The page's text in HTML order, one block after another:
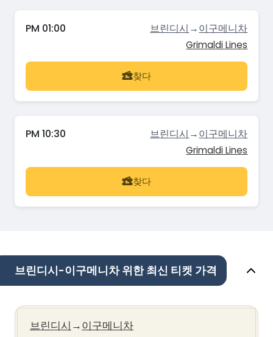
PM 01:00 브린디시 →이구메니차
Grimaldi Lines
찾다
PM 10:30 브린디시 →이구메니차
Grimaldi Lines
찾다
브린디시-이구메니차 위한 최신 티켓 가격
브린디시 →이구메니차